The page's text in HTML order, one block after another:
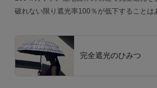
破れない限り遮光率100％が低下することは
完全遮光のひみつ